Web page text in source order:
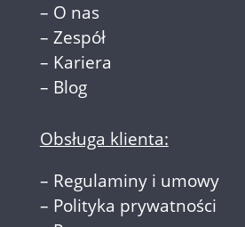
– O nas
– Zespół
– Kariera
– Blog
Obsługa klienta:
– Regulaminy i umowy
– Polityka prywatności